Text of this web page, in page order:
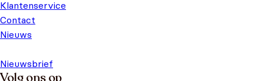
Klantenservice
Contact
Nieuws
Nieuwsbrief